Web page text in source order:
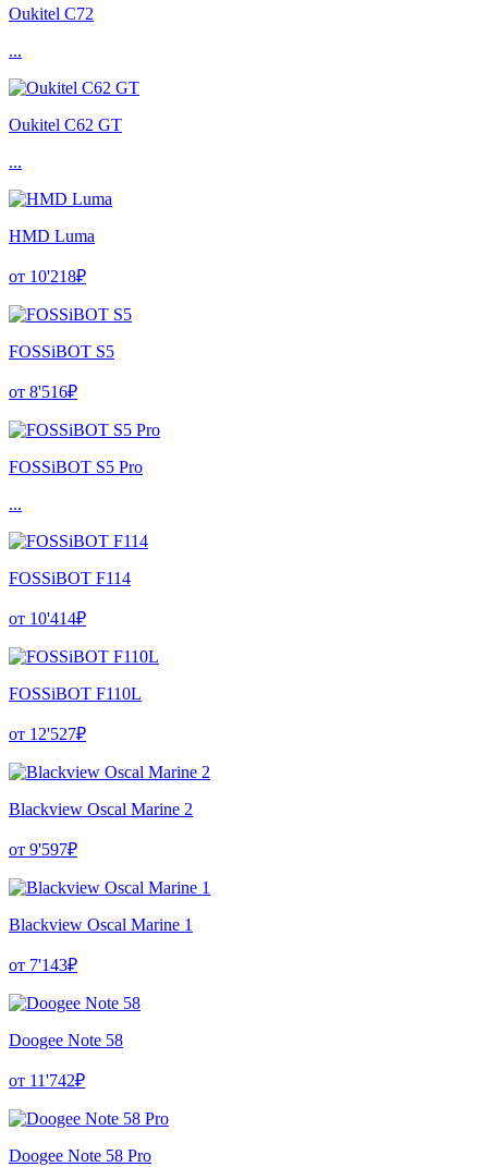
Oukitel C72
...
Oukitel C62 GT
...
HMD Luma
от 10'218₽
FOSSiBOT S5
от 8'516₽
FOSSiBOT S5 Pro
...
FOSSiBOT F114
от 10'414₽
FOSSiBOT F110L
от 12'527₽
Blackview Oscal Marine 2
от 9'597₽
Blackview Oscal Marine 1
от 7'143₽
Doogee Note 58
от 11'742₽
Doogee Note 58 Pro